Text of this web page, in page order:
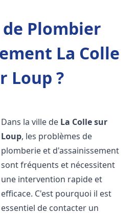
Plombier
La Colle
Loup ?
Dans la ville de La Colle sur
Loup, les problèmes de
plomberie et d'assainissement
sont fréquents et nécessitent
une intervention rapide et
efficace. C'est pourquoi il est
essentiel de contacter un